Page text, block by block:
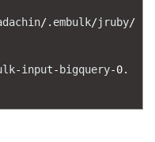
/. embulk/jruby/
-input- bigquery-0.